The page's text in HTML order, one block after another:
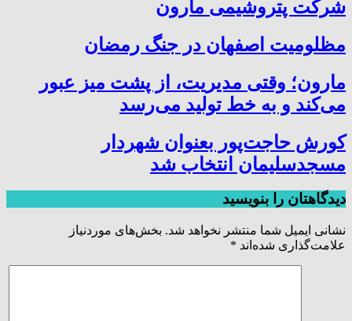
شرکت پتروشیمی مارون
مظلومیت اصفهان در جنگ رمضان
مارون؛ وقتی مدیریت، از پشت میز عبور
می‌کند و به خط تولید می‌رسد
کورش حاجت‌پور بعنوان شهردار
مسجدسلیمان انتخاب شد
دیدگاهتان را بنویسید
نشانی ایمیل شما منتشر نخواهد شد. بخش‌های موردنیاز
علامت‌گذاری شده‌اند *